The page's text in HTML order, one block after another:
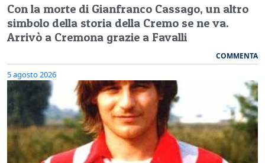
Con la morte di Gianfranco Cassago, un altro
simbolo della storia della Cremo se ne va.
Arrivò a Cremona grazie a Favalli
COMMENTA
5 agosto 2026